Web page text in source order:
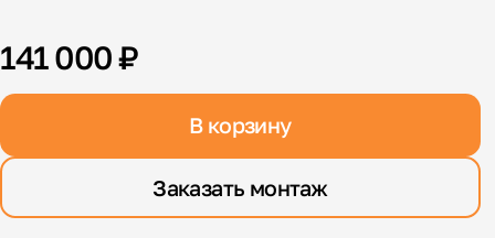
141 000 ₽
В корзину
Заказать монтаж